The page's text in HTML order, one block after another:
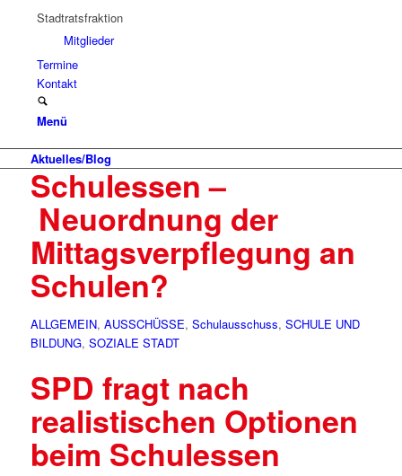
Stadtratsfraktion
Mitglieder
Termine
Kontakt
Menü
Aktuelles/Blog
Schulessen –
Neuordnung der
Mittagsverpflegung an
Schulen?
ALLGEMEIN, AUSSCHÜSSE, Schulausschuss, SCHULE UND
BILDUNG, SOZIALE STADT
SPD fragt nach
realistischen Optionen
beim Schulessen